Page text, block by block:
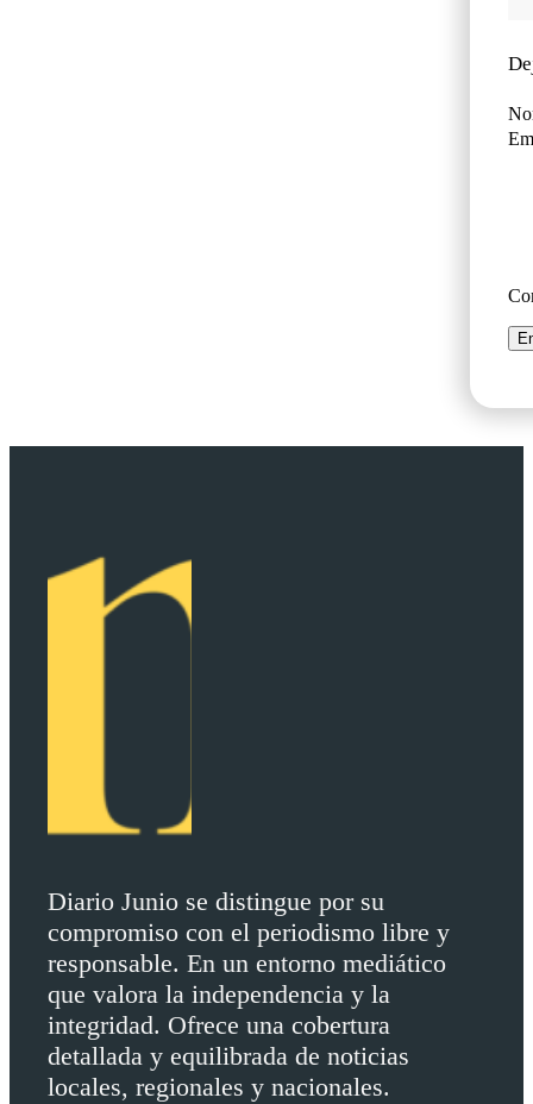
Diario Junio se distingue por su
compromiso con el periodismo libre y
responsable. En un entorno mediático
que valora la independencia y la
integridad. Ofrece una cobertura
detallada y equilibrada de noticias
locales, regionales y nacionales.